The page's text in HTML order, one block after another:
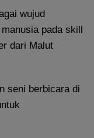
wujud
pada skill
dari Malut
seni berbicara di